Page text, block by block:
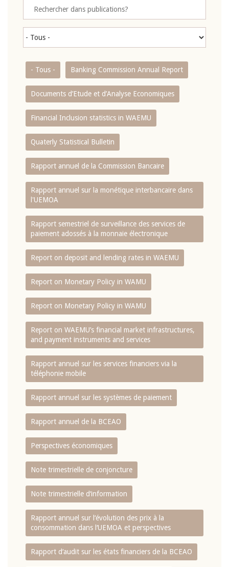
- Tous - Banking Commission Annual Report
Documents d’Etude et d’Analyse Economiques
Financial Inclusion statistics in WAEMU
Quaterly Statistical Bulletin
Rapport annuel de la Commission Bancaire
Rapport annuel sur la monétique interbancaire dans
l'UEMOA
Rapport semestriel de surveillance des services de
paiement adossés à la monnaie électronique
Report on deposit and lending rates in WAEMU
Report on Monetary Policy in WAMU
Report on Monetary Policy in WAMU
Report on WAEMU’s financial market infrastructures,
and payment instruments and services
Rapport annuel sur les services financiers via la
téléphonie mobile
Rapport annuel sur les systèmes de paiement
Rapport annuel de la BCEAO
Perspectives économiques
Note trimestrielle de conjoncture
Note trimestrielle d‘information
Rapport annuel sur l‘évolution des prix à la
consommation dans l‘UEMOA et perspectives
Rapport d‘audit sur les états financiers de la BCEAO